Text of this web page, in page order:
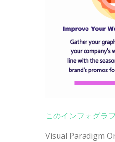
このインフォグラ
Visual Paradigm